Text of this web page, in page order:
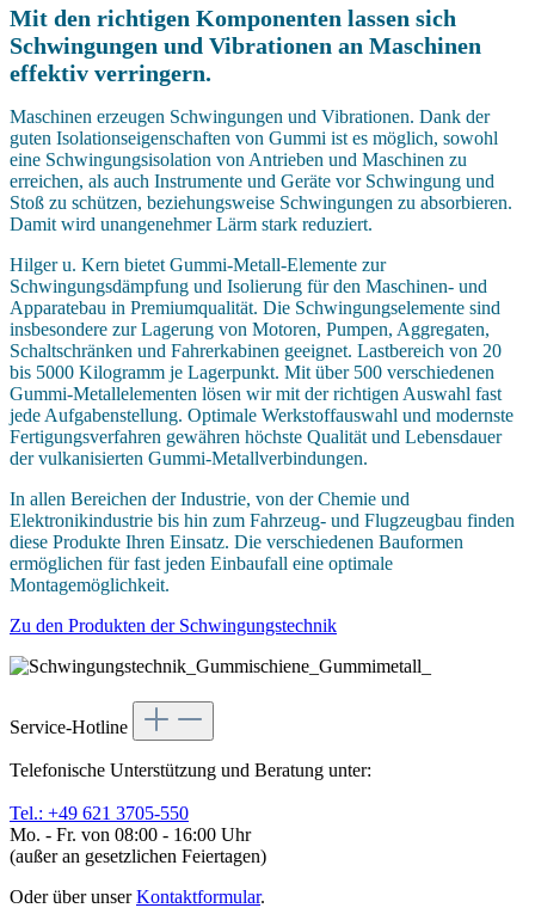
Mit den richtigen Komponenten lassen sich
Schwingungen und Vibrationen an Maschinen
effektiv verringern.
Maschinen erzeugen Schwingungen und Vibrationen. Dank der
guten Isolationseigenschaften von Gummi ist es möglich, sowohl
eine Schwingungsisolation von Antrieben und Maschinen zu
erreichen, als auch Instrumente und Geräte vor Schwingung und
Stoß zu schützen, beziehungsweise Schwingungen zu absorbieren.
Damit wird unangenehmer Lärm stark reduziert.
Hilger u. Kern bietet Gummi-Metall-Elemente zur
Schwingungsdämpfung und Isolierung für den Maschinen- und
Apparatebau in Premiumqualität. Die Schwingungselemente sind
insbesondere zur Lagerung von Motoren, Pumpen, Aggregaten,
Schaltschränken und Fahrerkabinen geeignet. Lastbereich von 20
bis 5000 Kilogramm je Lagerpunkt. Mit über 500 verschiedenen
Gummi-Metallelementen lösen wir mit der richtigen Auswahl fast
jede Aufgabenstellung. Optimale Werkstoffauswahl und modernste
Fertigungsverfahren gewähren höchste Qualität und Lebensdauer
der vulkanisierten Gummi-Metallverbindungen.
In allen Bereichen der Industrie, von der Chemie und
Elektronikindustrie bis hin zum Fahrzeug- und Flugzeugbau finden
diese Produkte Ihren Einsatz. Die verschiedenen Bauformen
ermöglichen für fast jeden Einbaufall eine optimale
Montagemöglichkeit.
Zu den Produkten der Schwingungstechnik
Service-Hotline
Telefonische Unterstützung und Beratung unter:
Tel.: +49 621 3705-550
Mo. - Fr. von 08:00 - 16:00 Uhr
(außer an gesetzlichen Feiertagen)
Oder über unserKontaktformular.